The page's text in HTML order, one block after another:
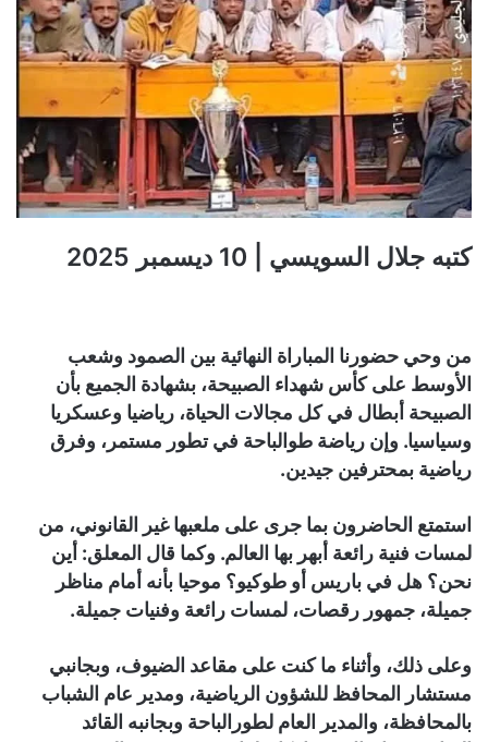
كتبه جلال السويسي | 10 ديسمبر 2025
من وحي حضورنا المباراة النهائية بين الصمود وشعب
الأوسط على كأس شهداء الصبيحة، بشهادة الجميع بأن
الصبيحة أبطال في كل مجالات الحياة، رياضيا وعسكريا
وسياسيا. وإن رياضة طوالباحة في تطور مستمر، وفرق
رياضية بمحترفين جيدين.
استمتع الحاضرون بما جرى على ملعبها غير القانوني، من
لمسات فنية رائعة أبهر بها العالم. وكما قال المعلق: أين
نحن؟ هل في باريس أو طوكيو؟ موحيا بأنه أمام مناظر
جميلة، جمهور رقصات، لمسات رائعة وفنيات جميلة.
وعلى ذلك، وأثناء ما كنت على مقاعد الضيوف، وبجانبي
مستشار المحافظ للشؤون الرياضية، ومدير عام الشباب
بالمحافظة، والمدير العام لطورالباحة وبجانبه القائد